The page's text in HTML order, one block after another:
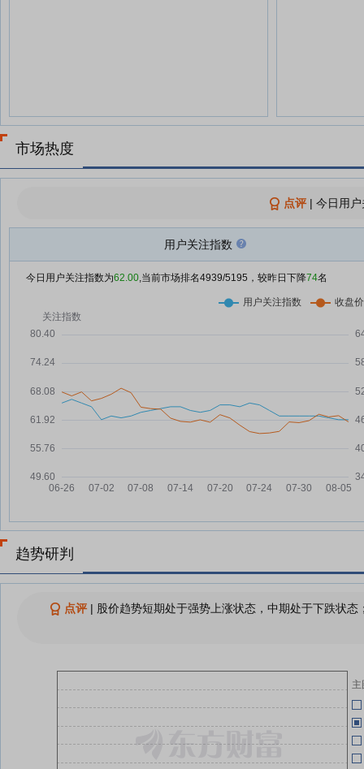
市场热度
点评| 今日用
用户关注指数
今日用户关注指数为62.00,当前市场排名4939/5195，较昨日下降74名
趋势研判
点评| 股价趋势短期处于强势上涨状态，中期处于下跌状
主